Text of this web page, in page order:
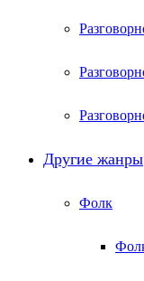
Другие жанры
Фолк